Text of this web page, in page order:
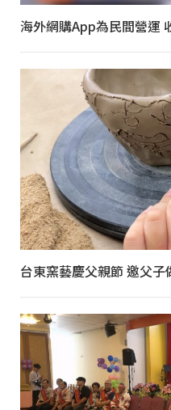
海外網購App為民間營運
台東窯藝慶父親節 邀父